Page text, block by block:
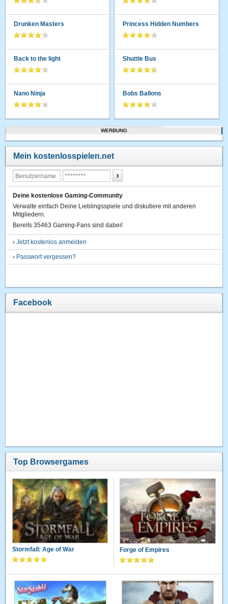
Drunken Masters
Back to the light
Nano Ninja
Princess Hidden Numbers
Shuttle Bus
Bobs Ballons
WERBUNG
Mein kostenlosspielen.net
Deine kostenlose Gaming-Community
Verwalte einfach Deine Lieblingsspiele und diskutiere mit anderen
Mitgliedern.
Bereits 35463 Gaming-Fans sind dabei!
›Jetzt kostenlos anmelden
› Passwort vergessen?
Facebook
Top Browsergames
Stormfall: Age of War Forge of Empires